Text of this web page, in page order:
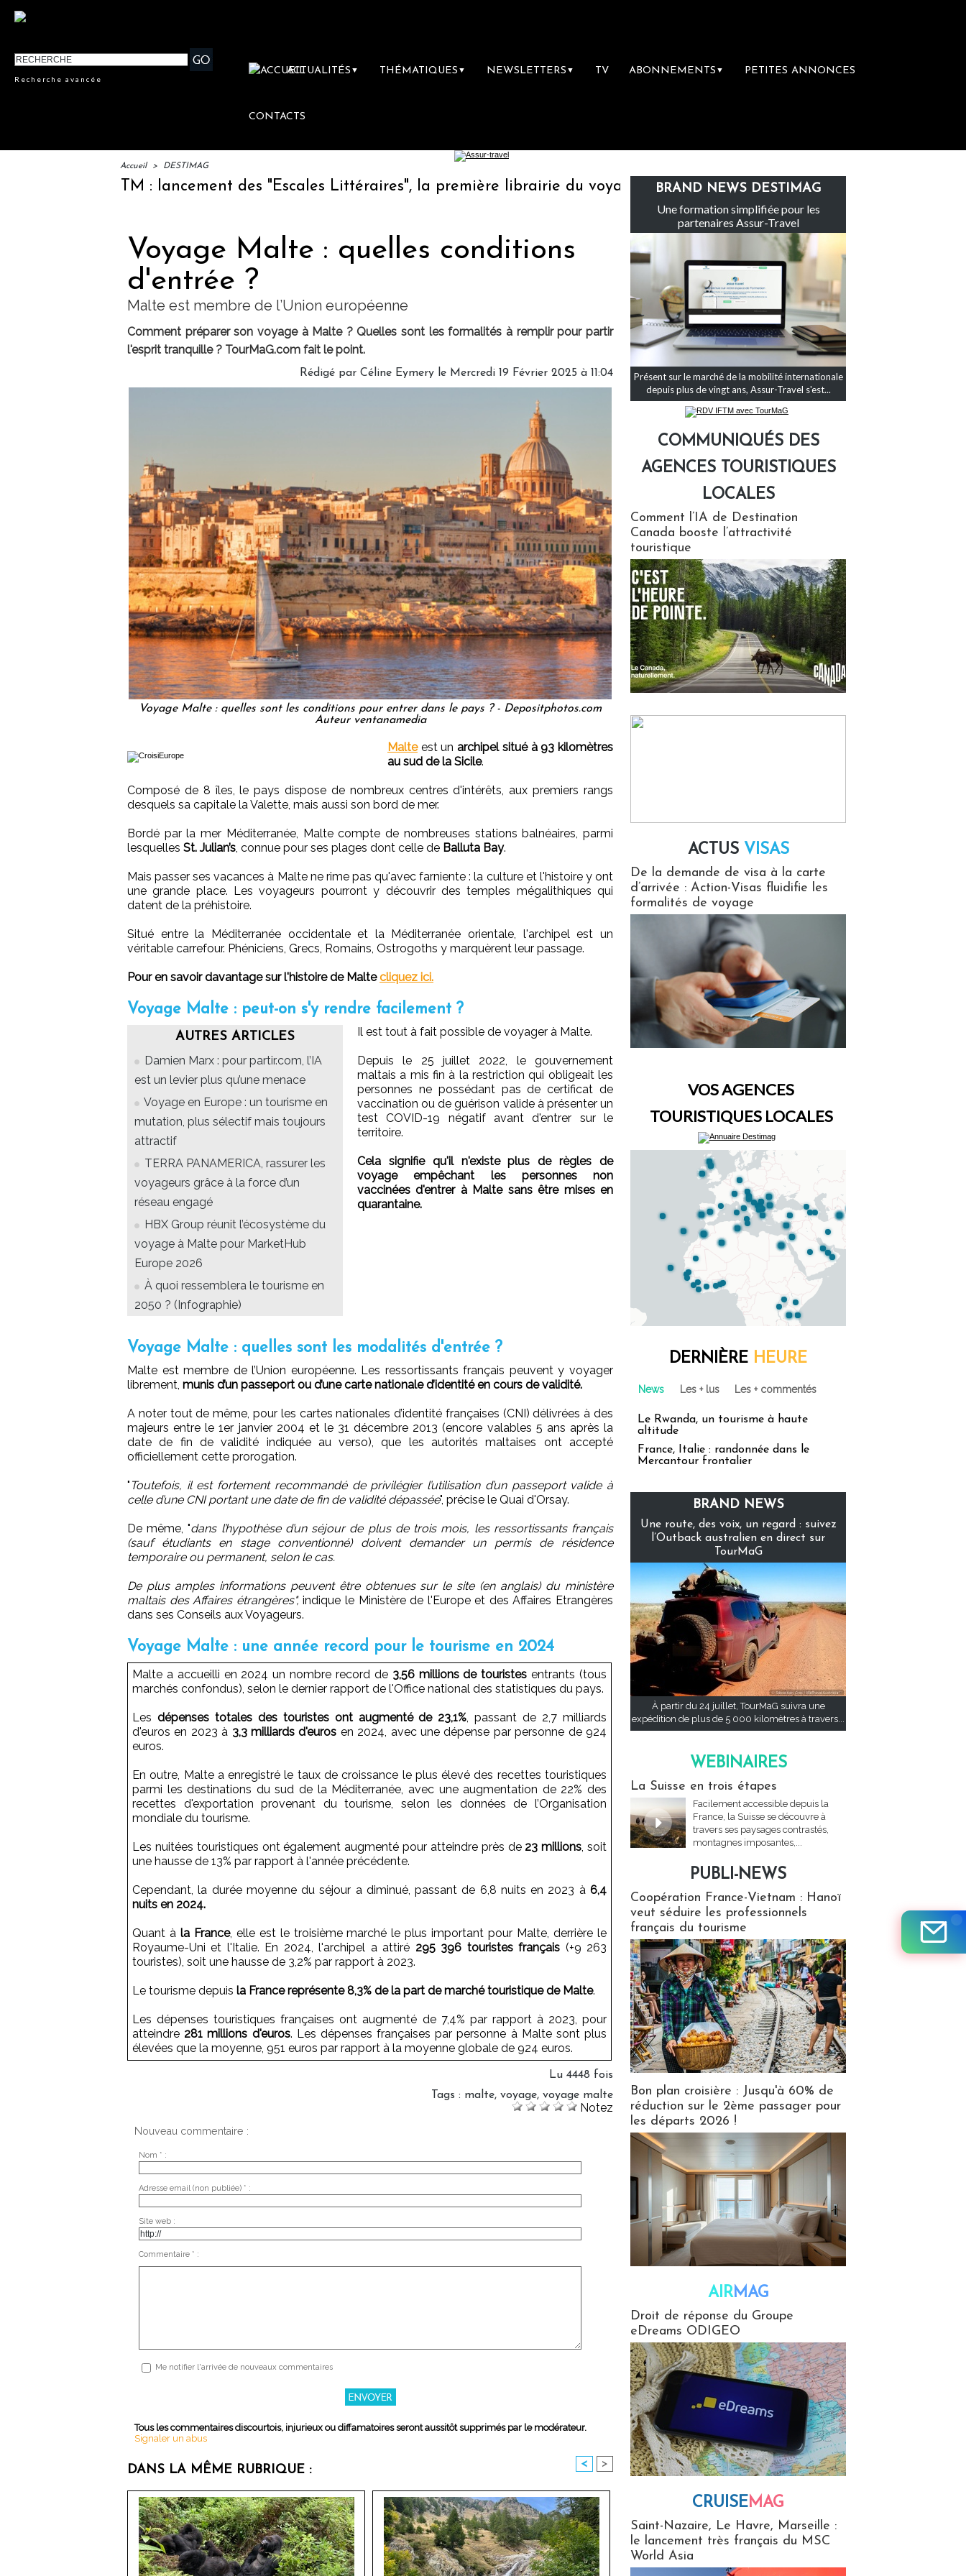
Recherche avancée
ACTUALITÉS ▼ THÉMATIQUES ▼ NEWSLETTERS ▼ TV ABONNEMENTS ▼ PETITES ANNONCES
CONTACTS
Accueil > DESTIMAG
IFTM : lancement des "Escales Littéraires", la première librairie du voyage Le groupe Sainte-Claire rachète Eden Tour
Voyage Malte : quelles conditions
d'entrée ?
Malte est membre de l’Union européenne
Comment préparer son voyage à Malte ? Quelles sont les formalités à remplir pour partir
l'esprit tranquille ? TourMaG.com fait le point.
Rédigé par Céline Eymery le Mercredi 19 Février 2025 à 11:04
Voyage Malte : quelles sont les conditions pour entrer dans le pays ? - Depositphotos.com
Auteur ventanamedia
Malteest unarchipel situé à 93 kilomètres
au sud de la Sicile.
Composé de 8 îles, le pays dispose de nombreux centres d'intérêts, aux premiers rangs
desquels sa capitale la Valette, mais aussi son bord de mer.
Bordé par la mer Méditerranée, Malte compte de nombreuses stations balnéaires, parmi
lesquelles St. Julian’s, connue pour ses plages dont celle de Balluta Bay.
Mais passer ses vacances à Malte ne rime pas qu'avec farniente : la culture et l'histoire y ont
une grande place. Les voyageurs pourront y découvrir des temples mégalithiques qui
datent de la préhistoire.
Situé entre la Méditerranée occidentale et la Méditerranée orientale, l'archipel est un
véritable carrefour. Phéniciens, Grecs, Romains, Ostrogoths y marquèrent leur passage.
Pour en savoir davantage sur l'histoire de Malte cliquez ici.
Voyage Malte : peut-on s'y rendre facilement ?
AUTRES ARTICLES
Damien Marx : pour partir.com, l’IA
est un levier plus qu’une menace
Voyage en Europe : un tourisme en
mutation, plus sélectif mais toujours
attractif
TERRA PANAMERICA, rassurer les
voyageurs grâce à la force d’un
réseau engagé
HBX Group réunit l’écosystème du
voyage à Malte pour MarketHub
Europe 2026
À quoi ressemblera le tourisme en
2050 ? (Infographie)
Il est tout à fait possible de voyager à Malte.
Depuis le 25 juillet 2022, le gouvernement
maltais a mis fin à la restriction qui obligeait les
personnes ne possédant pas de certificat de
vaccination ou de guérison valide à présenter un
test COVID-19 négatif avant d'entrer sur le
territoire.
Cela signifie qu'il n'existe plus de règles de
voyage empêchant les personnes non
vaccinées d'entrer à Malte sans être mises en
quarantaine.
Voyage Malte : quelles sont les modalités d'entrée ?
Malte est membre de l’Union européenne. Les ressortissants français peuvent y voyager
librement, munis d’un passeport ou d’une carte nationale d’identité en cours de validité.
A noter tout de même, pour les cartes nationales d’identité françaises (CNI) délivrées à des
majeurs entre le 1er janvier 2004 et le 31 décembre 2013 (encore valables 5 ans après la
date de fin de validité indiquée au verso), que les autorités maltaises ont accepté
officiellement cette prorogation.
" Toutefois, il est fortement recommandé de privilégier l’utilisation d’un passeport valide à
celle d’une CNI portant une date de fin de validité dépassée", précise le Quai d'Orsay.
De même, "dans l’hypothèse d’un séjour de plus de trois mois, les ressortissants français
(sauf étudiants en stage conventionné) doivent demander un permis de résidence
temporaire ou permanent, selon le cas.
De plus amples informations peuvent être obtenues sur le site (en anglais) du ministère
maltais des Affaires étrangères",indique le Ministère de l'Europe et des Affaires Etrangères
dans ses Conseils aux Voyageurs.
Voyage Malte : une année record pour le tourisme en 2024
Malte a accueilli en 2024 un nombre record de 3,56 millions de touristes entrants (tous
marchés confondus), selon le dernier rapport de l'Office national des statistiques du pays.
Les dépenses totales des touristes ont augmenté de 23,1%, passant de 2,7 milliards
d'euros en 2023 à 3,3 milliards d'euros en 2024, avec une dépense par personne de 924
euros.
En outre, Malte a enregistré le taux de croissance le plus élevé des recettes touristiques
parmi les destinations du sud de la Méditerranée, avec une augmentation de 22% des
recettes d'exportation provenant du tourisme, selon les données de l’Organisation
mondiale du tourisme.
Les nuitées touristiques ont également augmenté pour atteindre près de 23 millions, soit
une hausse de 13% par rapport à l'année précédente.
Cependant, la durée moyenne du séjour a diminué, passant de 6,8 nuits en 2023 à 6,4
nuits en 2024.
Quant à la France, elle est le troisième marché le plus important pour Malte, derrière le
Royaume-Uni et l'Italie. En 2024, l'archipel a attiré 295 396 touristes français (+9 263
touristes), soit une hausse de 3,2% par rapport à 2023.
Le tourisme depuis la France représente 8,3% de la part de marché touristique de Malte.
Les dépenses touristiques françaises ont augmenté de 7,4% par rapport à 2023, pour
atteindre 281 millions d'euros. Les dépenses françaises par personne à Malte sont plus
élevées que la moyenne, 951 euros par rapport à la moyenne globale de 924 euros.
Lu 4448 fois
Tags : malte, voyage, voyage malte
Notez
Nouveau commentaire :
Nom * :
Adresse email (non publiée) * :
Site web :
Commentaire * :
Me notifier l'arrivée de nouveaux commentaires
Tous les commentaires discourtois, injurieux ou diffamatoires seront aussitôt supprimés par le modérateur.
Signaler un abus
DANS LA MÊME RUBRIQUE : < >
BRAND NEWS DESTIMAG
Une formation simplifiée pour les
partenaires Assur-Travel
Présent sur le marché de la mobilité internationale
depuis plus de vingt ans, Assur-Travel s'est...
COMMUNIQUÉS DES
AGENCES TOURISTIQUES
LOCALES
Comment l’IA de Destination
Canada booste l’attractivité
touristique
ACTUS VISAS
De la demande de visa à la carte
d’arrivée : Action-Visas fluidifie les
formalités de voyage
VOS AGENCES
TOURISTIQUES LOCALES
DERNIÈRE HEURE
News Les + lus Les + commentés
Le Rwanda, un tourisme à haute
altitude
France, Italie : randonnée dans le
Mercantour frontalier
BRAND NEWS
Une route, des voix, un regard : suivez
l’Outback australien en direct sur
TourMaG
À partir du 24 juillet, TourMaG suivra une
expédition de plus de 5 000 kilomètres à travers...
WEBINAIRES
La Suisse en trois étapes
Facilement accessible depuis la
France, la Suisse se découvre à
travers ses paysages contrastés,
montagnes imposantes,...
PUBLI-NEWS
Coopération France-Vietnam : Hanoï
veut séduire les professionnels
français du tourisme
Bon plan croisière : Jusqu'à 60% de
réduction sur le 2ème passager pour
les départs 2026 !
AIRMAG
Droit de réponse du Groupe
eDreams ODIGEO
CRUISEMAG
Saint-Nazaire, Le Havre, Marseille :
le lancement très français du MSC
World Asia